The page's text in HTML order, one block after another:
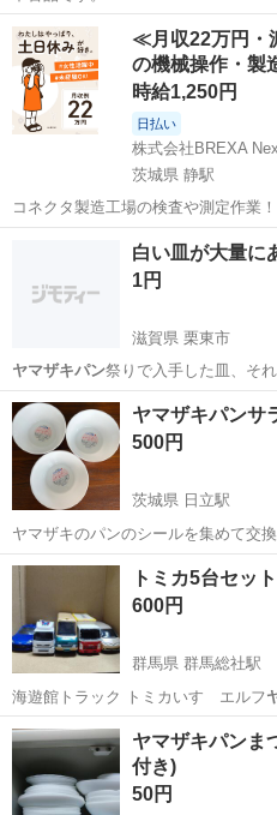
京都 八幡市 樟葉駅 食器
≪月収22万円・
の機械操作・製
時給1,250円
日払い
株式会社BREXA
茨城県 静駅
コネクタ製造工場の検査や測定作業
日128日★クリーンルーム内作業★マ
★就業先食堂利用可！日払い制度あり！
工場のお仕事 ◇コネクタ製造工...
常陸大宮市 静駅
白い皿が大量に
1円
滋賀県 栗東市
ヤマザキパン祭りで入手した皿、そ
滋賀 栗東市 生活雑貨 ヤ
ヤマザキパンサ
500円
茨城県 日立駅
ヤマザキのパンのシールを集めて交
使用です。 【大きさ】 ☀︎直
茨城 日立市 食器
トミカ5台セット
600円
群馬県 群馬総社駅
海遊館トラック トミカいすゞエルフ
ークスルーバン…
群馬 前橋市 群馬総社駅
ヤマザキパンまつり 歴代食器 未使用
付き)
50円